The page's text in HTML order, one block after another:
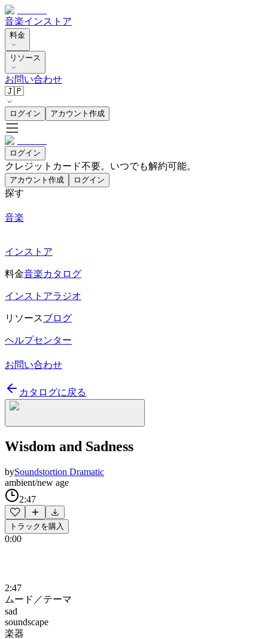
音楽インストア
料金
リソース
お問い合わせ
🇯🇵
ログイン アカウント作成
ログイン
クレジットカード不要。いつでも解約可能。
アカウント作成 ログイン
探す
音楽
インストア
料金音楽カタログ
インストアラジオ
リソースブログ
ヘルプセンター
お問い合わせ
カタログに戻る
Wisdom and Sadness
bySoundstortion Dramatic
ambient/new age
2:47
トラックを購入
0:00
2:47
ムード／テーマ
sad
soundscape
楽器